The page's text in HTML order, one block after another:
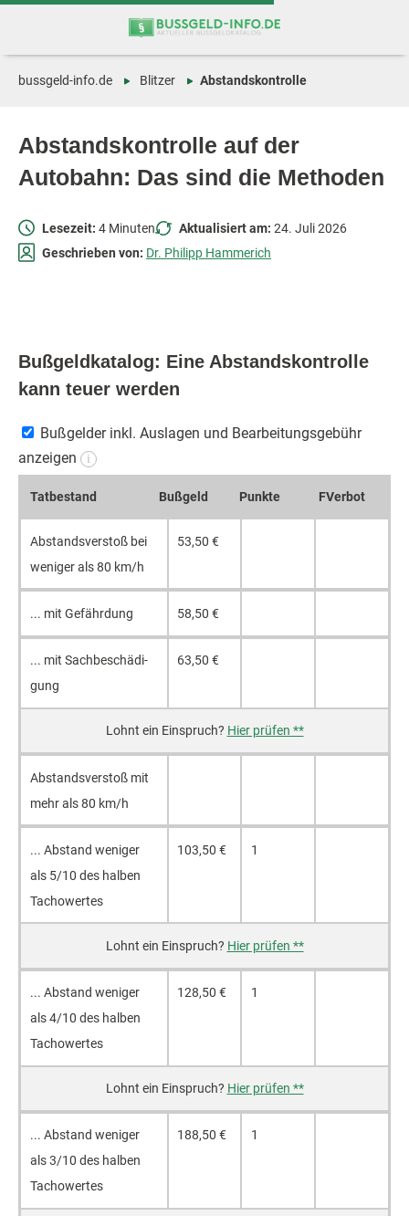
Zum
Zur
Abstandskontrolle auf der
Autobahn: Das sind die Methoden
bussgeld-info.de Blitzer Abstandskontrolle
Lesezeit: 4 Minuten Aktualisiert am: 24. Juli 2026
Geschrieben von: Dr. Philipp Hammerich
Bußgeldkatalog: Eine Abstandskontrolle
kann teuer werden
Bußgelder inkl. Auslagen und Bearbeitungsgebühr
anzeigen
i
Tat­be­stand Buß­geld Punk­te FVerbot
Ab­stands­ver­stoß bei
we­ni­ger als 80 km/h
53,50 €
... mit Ge­fähr­dung 58,50 €
... mit Sach­be­schä­di­
gung
63,50 €
Hier prüfen **
Ab­stands­ver­stoß mit
mehr als 80 km/h
... Ab­stand we­ni­ger
als 5/10 des hal­ben
Ta­cho­wer­tes
103,50 € 1
Hier prüfen **
... Ab­stand we­ni­ger
als 4/10 des hal­ben
Ta­cho­wer­tes
128,50 € 1
Hier prüfen **
... Ab­stand we­ni­ger
als 3/10 des hal­ben
Ta­cho­wer­tes
188,50 € 1